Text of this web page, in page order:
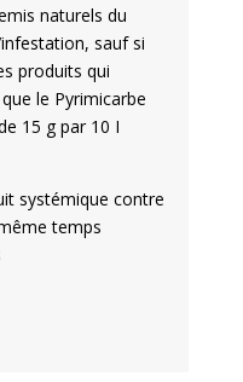
naturels du
sauf si
produits qui
le Pyrimicarbe
15 g par 10 I
systémique contre
temps